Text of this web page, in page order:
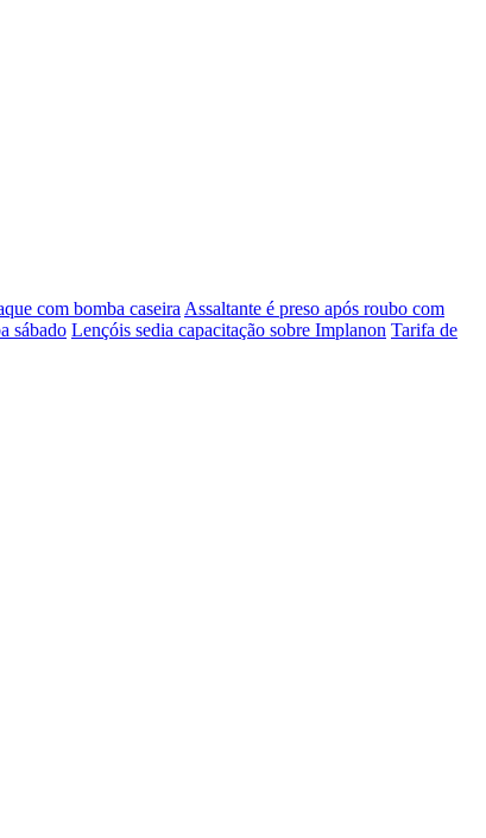
com bomba caseira Assaltante é preso após roubo com
sábado Lençóis sedia capacitação sobre Implanon Tarifa de